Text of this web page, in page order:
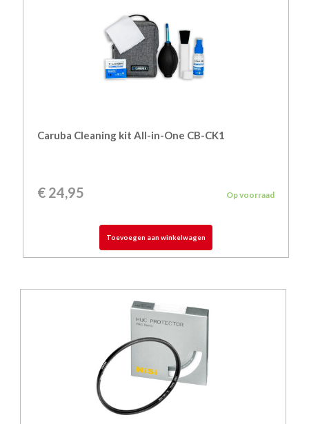
Caruba Cleaning kit All-in-One CB-CK1
€24,95 Op voorraad
Toevoegen aan winkelwagen